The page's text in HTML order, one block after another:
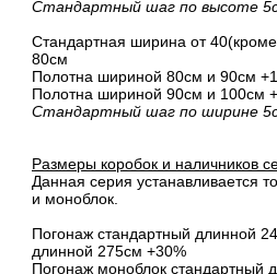
Стандартный шаг по высоте
Стандартная ширина от
80см
Полотна шириной 80cм и 90cм
Полотна шириной 90см и 100см
Стандартный шаг по ширине
Размеры коробок и наличников
Данная серия устанавливается
и моноблок.
Погонаж стандартный длинной
длинной 275см +30%
Погонаж моноблок стандартный